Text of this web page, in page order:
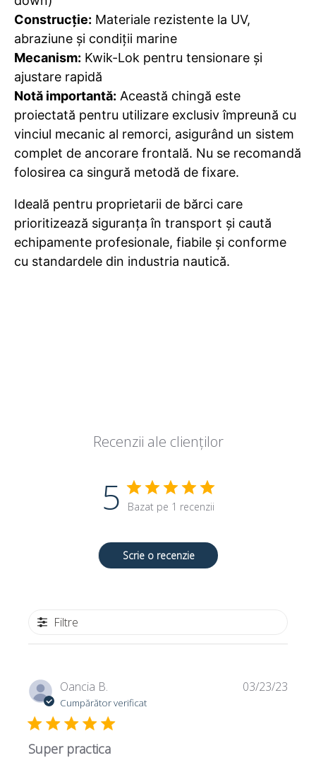
Construcție: Materiale rezistente la UV,
abraziune și condiții marine
Mecanism: Kwik-Lok pentru tensionare și
ajustare rapidă
Notă importantă: Această chingă este
proiectată pentru utilizare exclusiv împreună cu
vinciul mecanic al remorci, asigurând un sistem
complet de ancorare frontală. Nu se recomandă
folosirea ca singură metodă de fixare.
Ideală pentru proprietarii de bărci care
prioritizează siguranța în transport și caută
echipamente profesionale, fiabile și conforme
cu standardele din industria nautică.
Recenzii ale clienților
5 Bazat pe 1 recenzii
Scrie o recenzie
Filtre
Oancia B.
Cumpărător verificat
Super practica
D
03/23/23